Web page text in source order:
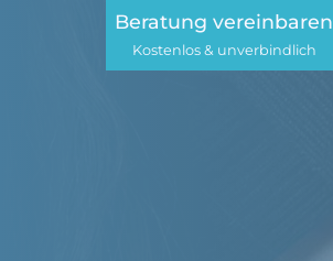
Beratung vereinbaren
Kostenlos & unverbindlich